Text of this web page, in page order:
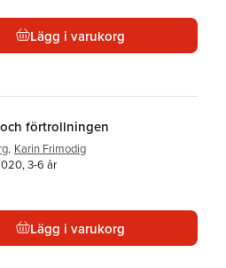
Lägg i varukorg
förtrollningen
, Karin Frimodig
3-6 år
Lägg i varukorg